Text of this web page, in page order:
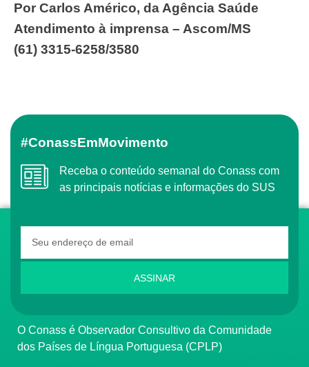
Por Carlos Américo, da Agência Saúde
Atendimento à imprensa – Ascom/MS
(61) 3315-6258/3580
#ConassEmMovimento
Receba o conteúdo semanal do Conass com
as principais notícias e informações do SUS
ASSINAR
O Conass é Observador Consultivo da Comunidade
dos Países de Língua Portuguesa (CPLP)